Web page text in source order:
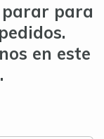
para
en este